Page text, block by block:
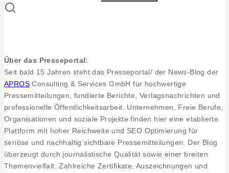
vor
Über das Presseportal:
Seit bald 15 Jahren steht das Presseportal/ der News-Blog der
APROS Consulting & Services GmbH für hochwertige
Pressemitteilungen, fundierte Berichte, Verlagsnachrichten und
professionelle Öffentlichkeitsarbeit. Unternehmen, Freie Berufe,
Organisationen und soziale Projekte finden hier eine etablierte
Plattform mit hoher Reichweite und SEO Optimierung für
seriöse und nachhaltig sichtbare Pressemitteilungen. Der Blog
überzeugt durch journalistische Qualität sowie einer breiten
Themenvielfalt. Zahlreiche Zertifikate, Auszeichnungen und